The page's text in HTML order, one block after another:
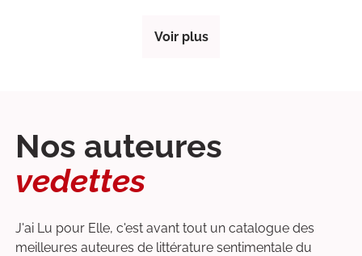
Voir plus
Nos auteures
vedettes
J'ai Lu pour Elle, c'est avant tout un catalogue des
meilleures auteures de littérature sentimentale du